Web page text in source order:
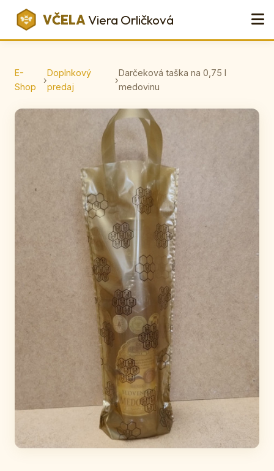
VČELAViera Orličková
E-
Shop
›
Doplnkový
predaj
›
Darčeková taška na 0,75 l
medovinu